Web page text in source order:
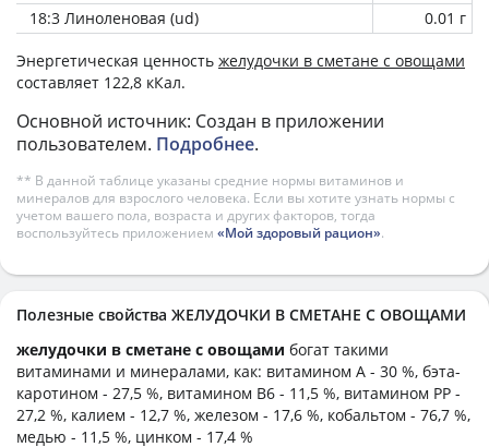
18:3 Линоленовая (ud)
0.01 г
Энергетическая ценность желудочки в сметане с овощами
составляет 122,8 кКал.
Основной источник: Создан в приложении
пользователем. Подробнее.
** В данной таблице указаны средние нормы витаминов и
минералов для взрослого человека. Если вы хотите узнать нормы с
учетом вашего пола, возраста и других факторов, тогда
воспользуйтесь приложением «Мой здоровый рацион».
Полезные свойства ЖЕЛУДОЧКИ В СМЕТАНЕ С ОВОЩАМИ
желудочки в сметане с овощами богат такими
витаминами и минералами, как: витамином А - 30 %, бэта-
каротином - 27,5 %, витамином B6 - 11,5 %, витамином PP -
27,2 %, калием - 12,7 %, железом - 17,6 %, кобальтом - 76,7 %,
медью - 11,5 %, цинком - 17,4 %